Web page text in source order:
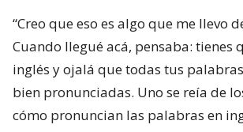
llegas acá y entiendes que ellos
y su cultura”.
—¿Y qué ves en Chile?
“Eso en Chile no está, porque nos